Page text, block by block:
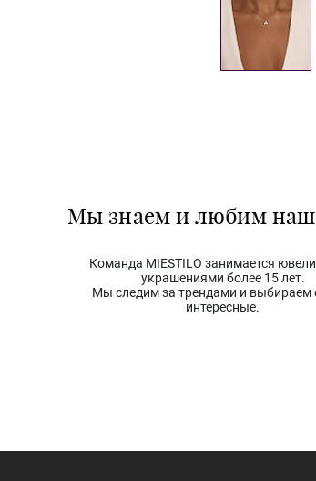
Мы знаем и любим
Команда MIESTILO занимается
украшениями более 15 лет.
Мы следим за трендами и выбираем
интересные.